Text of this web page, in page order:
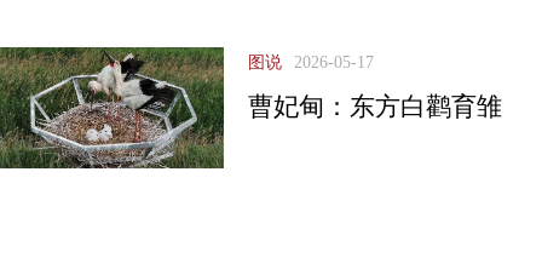
图说 2026-05-17
曹妃甸：东方白鹳育雏